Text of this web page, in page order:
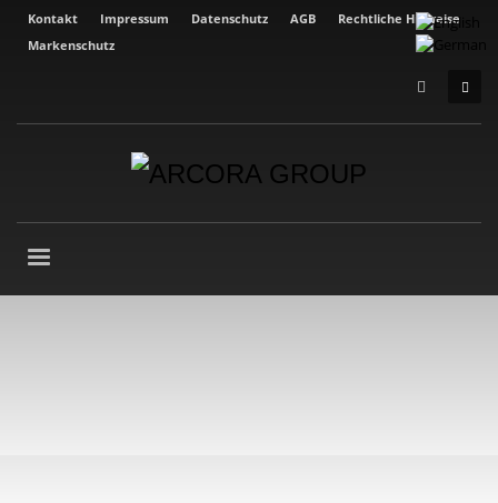
Kontakt Impressum Datenschutz AGB
Rechtliche Hinweise
Markenschutz